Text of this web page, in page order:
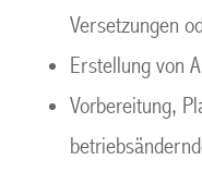
Versetzungen
Erstellung von
Vorbereitung,